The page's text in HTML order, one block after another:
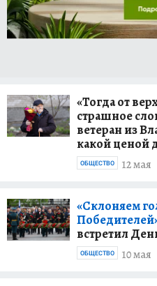
«Тогда от
страшное
ветеран из
какой ценой
12 мая
ОБЩЕСТВО
«Склоняем
встретил
10 мая
ОБЩЕСТВО